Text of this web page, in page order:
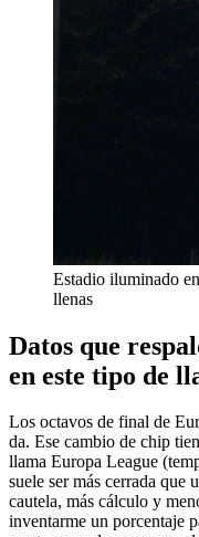
Estadio iluminado
llenas
Datos que
en este tipo de
Los octavos de final de
da. Ese cambio de chip
llama Europa League
suele ser más cerrada que
cautela, más cálculo y
inventarme un porcentaje